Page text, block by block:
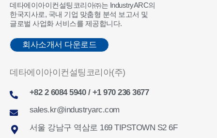
데타에이아이컨설팅코리아㈜는 IndustryARC의
한국지사로, 국내 기업 맞춤형 분석 보고서 및
글로벌 사업화 서비스를 제공합니다.
회사소개서 다운로드
데타에이아이컨설팅코리아(주)
+82 2 6084 5940 / +1 970 236 3677
sales.kr@industryarc.com
서울 강남구 역삼로 169 TIPSTOWN S2 6F